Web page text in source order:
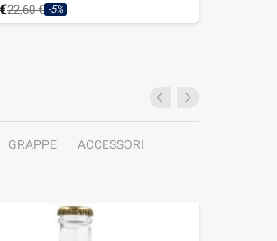
22,60 € -5%
GRAPPE
ACCESSORI